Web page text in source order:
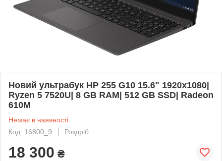
Новий ультрабук HP 255 G10 15.6" 1920x1080|
Ryzen 5 7520U| 8 GB RAM| 512 GB SSD| Radeon
610M
Немає в наявності
Код: 16800_9
Роздріб
18 300 ₴